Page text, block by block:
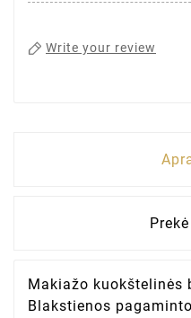
Write your review
Makiažo kuokštelinės
Blakstienos